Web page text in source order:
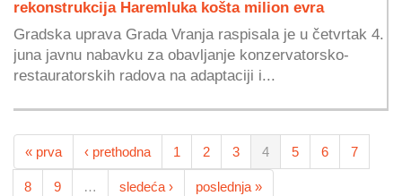
rekonstrukcija Haremluka košta milion evra
Gradska uprava Grada Vranja raspisala je u četvrtak 4.
juna javnu nabavku za obavljanje konzervatorsko-
restauratorskih radova na adaptaciji i...
« prva ‹ prethodna 1 2 3 4 5 6 7
8 9 … sledeća › poslednja »